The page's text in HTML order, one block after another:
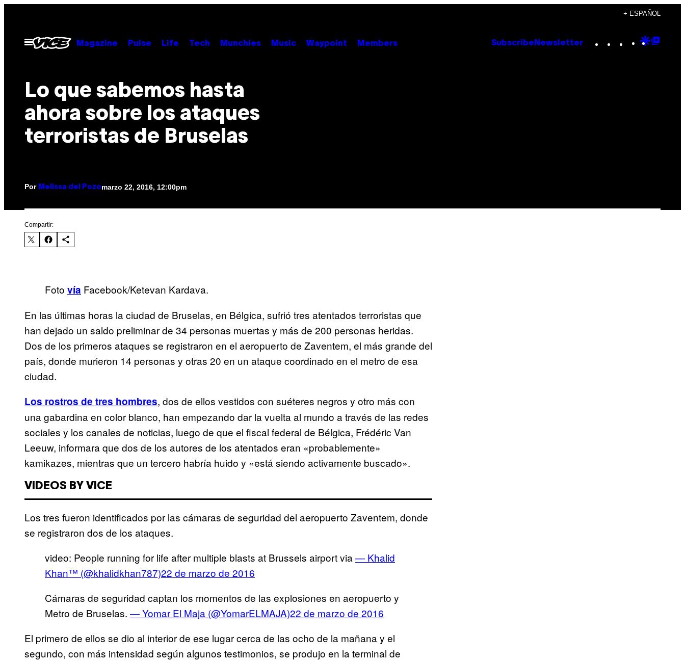
contenido
+ ESPAÑOL
Abrir
Menú
Magazine Pulse Life Tech Munchies Music Waypoint Members Subscribe Newsletter Instagram
TikTok
YouTube
Google
Lo que sabemos hasta
ahora sobre los ataques
terroristas de Bruselas
Por Melissa del Pozomarzo 22, 2016, 12:00pm
Compartir:
Foto vía Facebook/Ketevan Kardava.
En las últimas horas la ciudad de Bruselas, en Bélgica, sufrió tres atentados terroristas que
han dejado un saldo preliminar de 34 personas muertas y más de 200 personas heridas.
Dos de los primeros ataques se registraron en el aeropuerto de Zaventem, el más grande del
país, donde murieron 14 personas y otras 20 en un ataque coordinado en el metro de esa
ciudad.
Los rostros de tres hombres, dos de ellos vestidos con suéteres negros y otro más con
una gabardina en color blanco, han empezando dar la vuelta al mundo a través de las redes
sociales y los canales de noticias, luego de que el fiscal federal de Bélgica, Frédéric Van
Leeuw, informara que dos de los autores de los atentados eran «probablemente»
kamikazes, mientras que un tercero habría huido y «está siendo activamente buscado».
VIDEOS BY VICE
Los tres fueron identificados por las cámaras de seguridad del aeropuerto Zaventem, donde
se registraron dos de los ataques.
video: People running for life after multiple blasts at Brussels airport via — Khalid
Khan™ (@khalidkhan787)22 de marzo de 2016
Cámaras de seguridad captan los momentos de las explosiones en aeropuerto y
Metro de Bruselas. — Yomar El Maja (@YomarELMAJA)22 de marzo de 2016
El primero de ellos se dio al interior de ese lugar cerca de las ocho de la mañana y el
segundo, con más intensidad según algunos testimonios, se produjo en la terminal de